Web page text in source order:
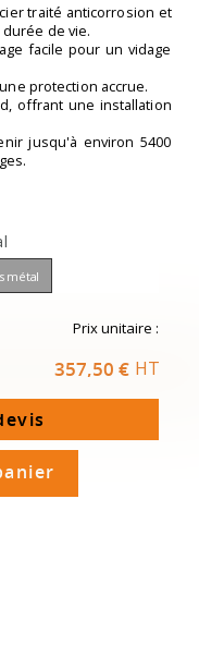
traité anticorrosion et
de vie.
facile pour un vidage
protection accrue.
offrant une installation
jusqu'à environ 5400
métal
Prix unitaire :
357,50 € HT